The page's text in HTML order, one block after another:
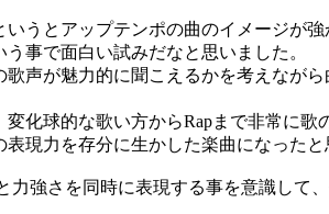
うとアップテンポの曲のイメージが強
事で面白い試みだなと思いました。
声が魅力的に聞こえるかを考えながら
化球的な歌い方からRapまで非常に歌
現力を存分に生かした楽曲になったと
力強さを同時に表現する事を意識して